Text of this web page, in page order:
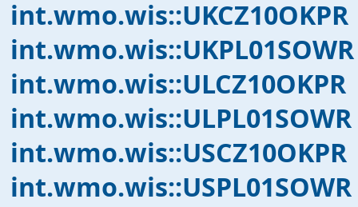
int.wmo.wis::UKCZ10OKPR
int.wmo.wis::UKPL01SOWR
int.wmo.wis::ULCZ10OKPR
int.wmo.wis::ULPL01SOWR
int.wmo.wis::USCZ10OKPR
int.wmo.wis::USPL01SOWR